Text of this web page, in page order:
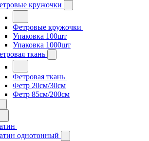
кружочки
Фетровые кружочки
Упаковка 100шт
Упаковка 1000шт
ткань
Фетровая ткань
Фетр 20см/30см
Фетр 85см/200см
однотонный